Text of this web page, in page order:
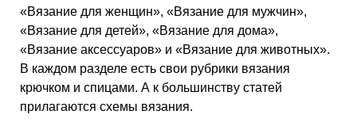
«Вязание для женщин», «Вязание для мужчин»,
«Вязание для детей», «Вязание для дома»,
«Вязание аксессуаров» и «Вязание для животных».
В каждом разделе есть свои рубрики вязания
крючком и спицами. А к большинству статей
прилагаются схемы вязания.